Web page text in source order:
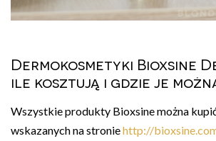
Dermokosmetyki Bioxsine
ile kosztują i gdzie je
Wszystkie produkty Bioxsine można
wskazanych na stroniehttp://